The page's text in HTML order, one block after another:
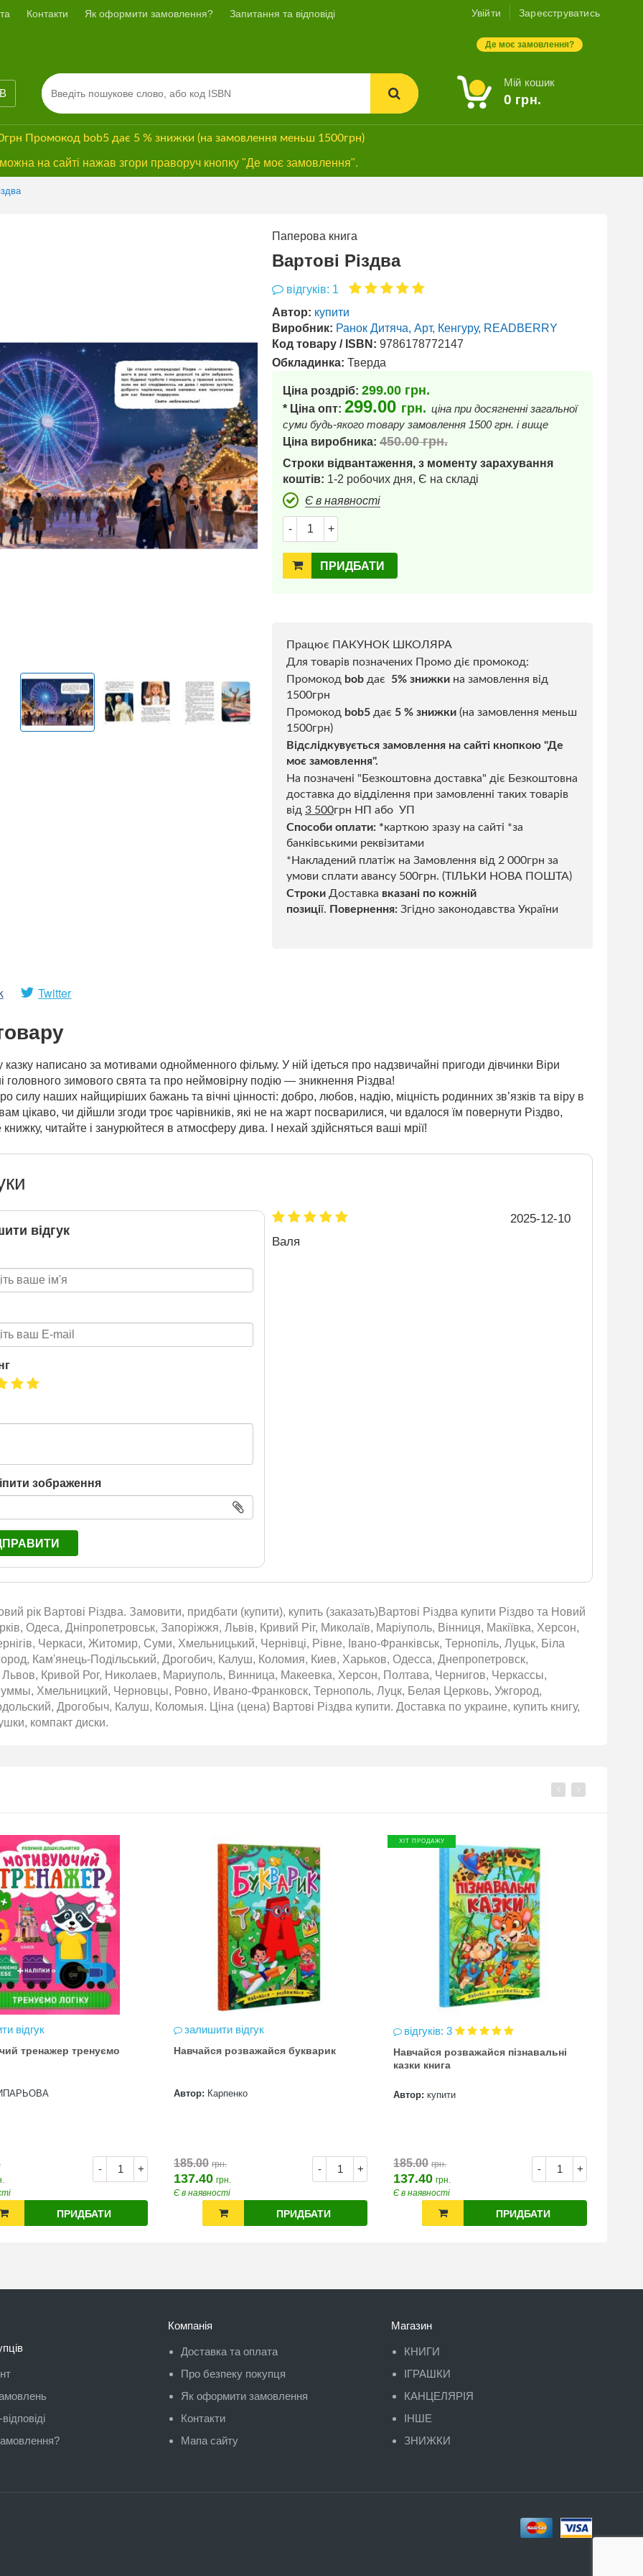
Контакти Як оформити замовлення? Запитання та відповіді Увійти Зареєструватись
Де моє замовлення?
Мій кошик
0 грн.
Промокод bob5 дає 5 % знижки (на замовлення меньш 1500грн)
на сайті нажав згори праворуч кнопку "Де моє замовлення".
кожна
стати
win_bmw
Підготовка до НМТ 2026
2020-06-09
Готуйтеся до НМТ 2026 за
посібниками видавництва Ранок
Паперова книга
Вартові Різдва
відгуків: 1
Автор: купити
Виробник: Ранок Дитяча, Арт, Кенгуру, READBERRY
Код товару / ISBN: 9786178772147
Обкладинка: Тверда
Ціна роздріб: 299.00 грн.
* Ціна опт: 299.00 грн. ціна при досягненні загальної
суми будь-якого товару замовлення 1500 грн. і вище
Ціна виробника: 450.00грн.
Строки відвантаження, з моменту зарахування
коштів: 1-2 робочих дня, Є на складі
Є в наявності
- +
ПРИДБАТИ
Працює ПАКУНОК ШКОЛЯРА
Для товарів позначених Промо діє промокод:
Промокод bob дає 5% знижки на замовлення від
1500грн
Промокод bob5 дає 5 % знижки (на замовлення меньш
1500грн)
Відслідкувується замовлення на сайті кнопкою "Де
моє замовлення".
На позначені "Безкоштовна доставка" діє Безкоштовна
доставка до відділення при замовленні таких товарів
від 3 500грн НП або УП
Способи оплати: *карткою зразу на сайті *за
банківськими реквізитами
*Накладений платіж на Замовлення від 2 000грн за
умови сплати авансу 500грн. (ТІЛЬКИ НОВА ПОШТА)
Строки Доставка вказані по кожній
позиції. Повернення: Згідно законодавства України
Twitter
казку написано за мотивами однойменного фільму. У ній ідеться про надзвичайні пригоди дівчинки Віри
головного зимового свята та про неймовірну подію — зникнення Різдва!
силу наших найщиріших бажань та вічні цінності: добро, любов, надію, міцність родинних зв’язків та віру в
цікаво, чи дійшли згоди троє чарівників, які не на жарт посварилися, чи вдалося їм повернути Різдво,
книжку, читайте і занурюйтеся в атмосферу дива. І нехай здійсняться ваші мрії!
відгук
зображення
2025-12-10
Валя
рік Вартові Різдва. Замовити, придбати (купити), купить (заказать)Вартові Різдва купити Різдво та Новий
Одеса, Дніпропетровськ, Запоріжжя, Львів, Кривий Ріг, Миколаїв, Маріуполь, Вінниця, Макіївка, Херсон,
Черкаси, Житомир, Суми, Хмельницький, Чернівці, Рівне, Івано-Франківськ, Тернопіль, Луцьк, Біла
Кам'янець-Подільський, Дрогобич, Калуш, Коломия, Киев, Харьков, Одесса, Днепропетровск,
Кривой Рог, Николаев, Мариуполь, Винница, Макеевка, Херсон, Полтава, Чернигов, Черкассы,
Хмельницкий, Черновцы, Ровно, Ивано-Франковск, Тернополь, Луцк, Белая Церковь, Ужгород,
Дрогобыч, Калуш, Коломыя. Ціна (цена) Вартові Різдва купити. Доставка по украине, купить книгу,
компакт диски.
відгук
тренажер тренуємо
- +
ПРИДБАТИ
залишити відгук
Навчайся розважайся букварик
Автор: Карпенко
- +
185.00 грн.
137.40 грн.
Є в наявності
ПРИДБАТИ
ХІТ ПРОДАЖУ
відгуків: 3
Навчайся розважайся пізнавальні
казки книга
Автор: купити
- +
185.00 грн.
137.40 грн.
Є в наявності
ПРИДБАТИ
Компанія
Доставка та оплата
Про безпеку покупця
Як оформити замовлення
Контакти
Мапа сайту
Магазин
КНИГИ
ІГРАШКИ
КАНЦЕЛЯРІЯ
ІНШЕ
ЗНИЖКИ